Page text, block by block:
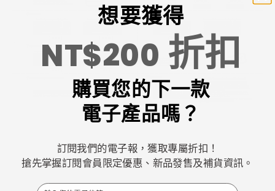
想要獲得
NT$200 折扣
購買您的下一款
電子產品嗎？
訂閱我們的電子報，獲取專屬折扣！
搶先掌握訂閱會員限定優惠、新品發售及補貨資訊。
Email